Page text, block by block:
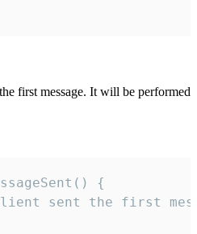
first message. It will be performed
{
sent the first